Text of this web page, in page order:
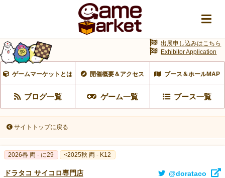
ゲームマーケットとは 開催概要＆アクセス ブース＆ホールMAP
ブログ一覧 ゲーム一覧 ブース一覧
出展申し込みはこちら
Exhibitor Application
サイトトップに戻る
2026春 両 - に29 <2025秋 両 - K12
ドラタコ サイコロ専門店 @dorataco